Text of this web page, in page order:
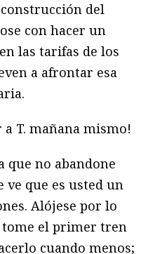
del
con hacer un
las tarifas de los
a afrontar esa
a T. mañana mismo!
que no abandone
ve que es usted un
Alójese por lo
el primer tren
cuando menos;